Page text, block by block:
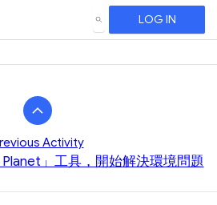
SEARCH LOG IN
Activity
Planet」工具，開始解決環境問題